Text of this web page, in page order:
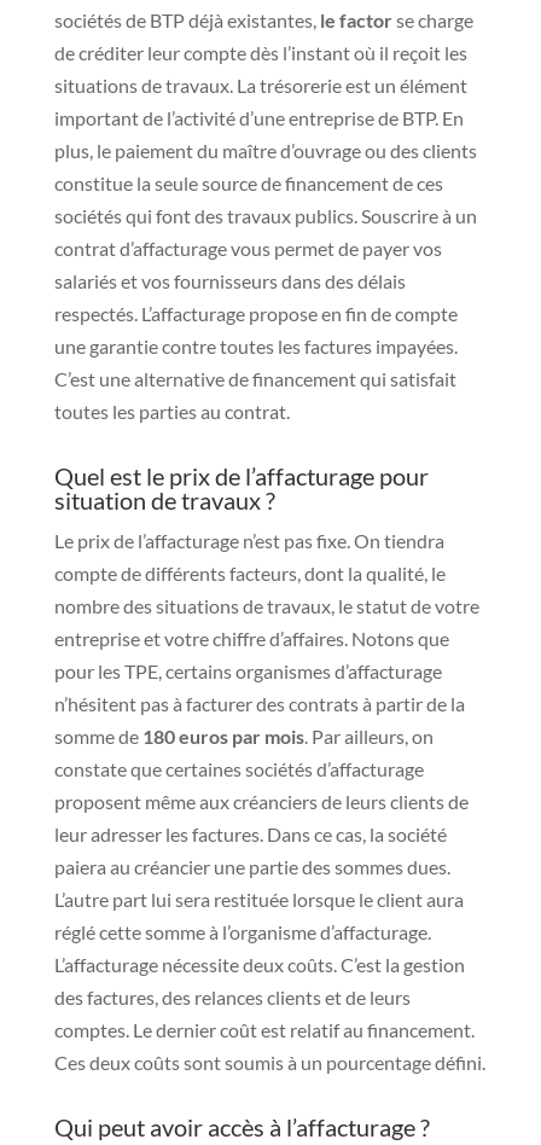
sociétés de BTP déjà existantes, le factorse charge
de créditer leur compte dès l’instant où il reçoit les
situations de travaux. La trésorerie est un élément
important de l’activité d’une entreprise de BTP. En
plus, le paiement du maître d’ouvrage ou des clients
constitue la seule source de financement de ces
sociétés qui font des travaux publics. Souscrire à un
contrat d’affacturage vous permet de payer vos
salariés et vos fournisseurs dans des délais
respectés. L’affacturage propose en fin de compte
une garantie contre toutes les factures impayées.
C’est une alternative de financement qui satisfait
toutes les parties au contrat.
Quel est le prix de l’affacturage pour
situation de travaux ?
Le prix de l’affacturage n’est pas fixe. On tiendra
compte de différents facteurs, dont la qualité, le
nombre des situations de travaux, le statut de votre
entreprise et votre chiffre d’affaires. Notons que
pour les TPE, certains organismes d’affacturage
n’hésitent pas à facturer des contrats à partir de la
somme de 180 euros par mois. Par ailleurs, on
constate que certaines sociétés d’affacturage
proposent même aux créanciers de leurs clients de
leur adresser les factures. Dans ce cas, la société
paiera au créancier une partie des sommes dues.
L’autre part lui sera restituée lorsque le client aura
réglé cette somme à l’organisme d’affacturage.
L’affacturage nécessite deux coûts. C’est la gestion
des factures, des relances clients et de leurs
comptes. Le dernier coût est relatif au financement.
Ces deux coûts sont soumis à un pourcentage défini.
Qui peut avoir accès à l’affacturage ?